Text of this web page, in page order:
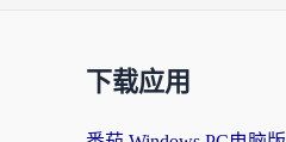
下载应用